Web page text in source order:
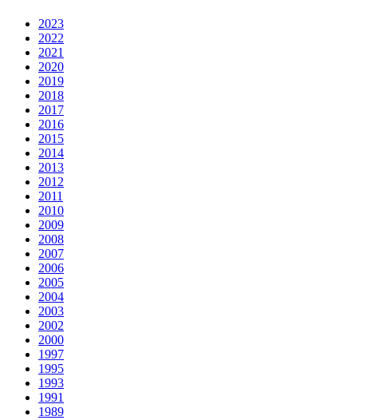
2023
2022
2021
2020
2019
2018
2017
2016
2015
2014
2013
2012
2011
2010
2009
2008
2007
2006
2005
2004
2003
2002
2000
1997
1995
1993
1991
1989